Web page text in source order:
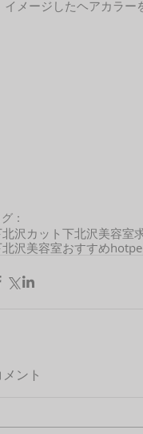
イメージしたヘアカラー
：
沢カット 下北沢美容室
沢美容室おすすめ
メント